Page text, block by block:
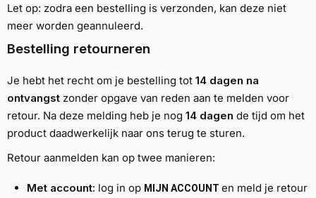
Let op: zodra een bestelling is verzonden, kan deze niet
meer worden geannuleerd.
Bestelling retourneren
Je hebt het recht om je bestelling tot 14 dagen na
ontvangst zonder opgave van reden aan te melden voor
retour. Na deze melding heb je nog 14 dagen de tijd om het
product daadwerkelijk naar ons terug te sturen.
Retour aanmelden kan op twee manieren:
Met account: log in op MIJN ACCOUNTen meld je retour